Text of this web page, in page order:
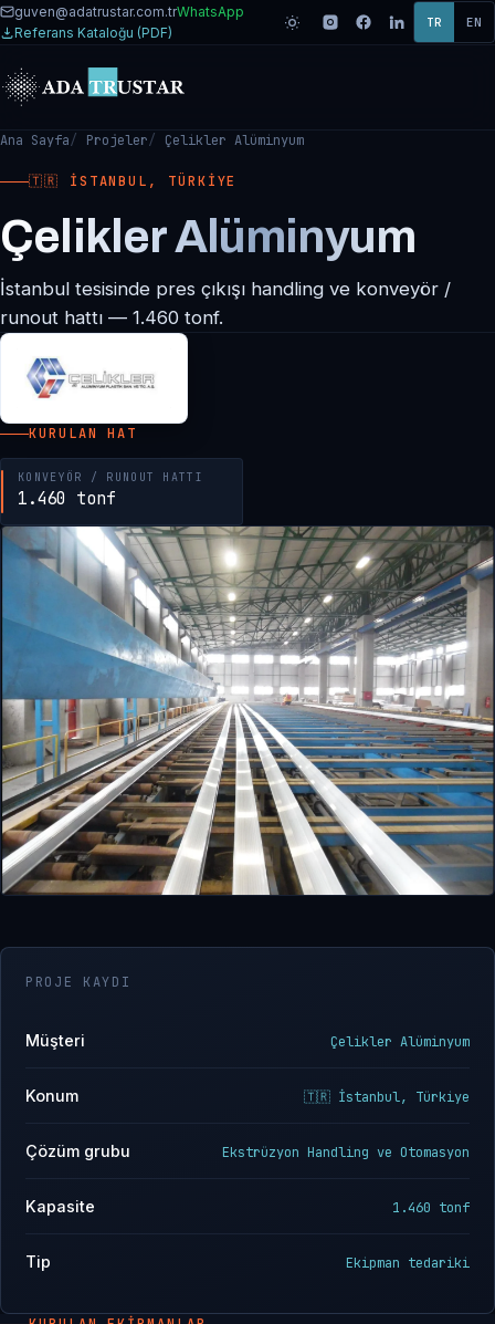
guven@adatrustar.com.trWhatsApp
Referans Kataloğu (PDF)
TR EN
Ana Sayfa Projeler Çelikler Alüminyum
🇹🇷 İSTANBUL, TÜRKIYE
Çelikler Alüminyum
İstanbul tesisinde pres çıkışı handling ve konveyör /
runout hattı — 1.460 tonf.
KURULAN HAT
KONVEYÖR / RUNOUT HATTI
1.460 tonf
PROJE KAYDI
Müşteri Çelikler Alüminyum
Konum 🇹🇷 İstanbul, Türkiye
Çözüm grubu Ekstrüzyon Handling ve Otomasyon
Kapasite 1.460 tonf
Tip Ekipman tedariki